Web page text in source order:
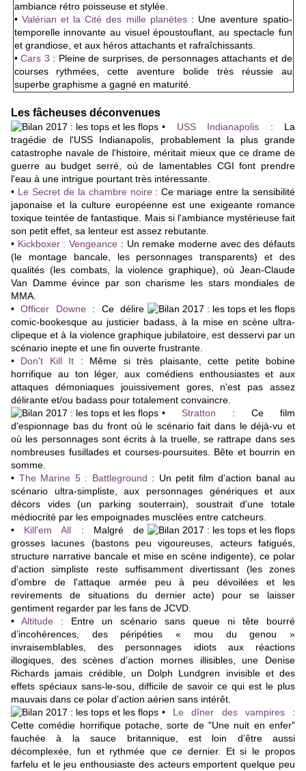
ambiance rétro poisseuse et stylée.
• Valérian et la Cité des mille planètes: Une aventure spatio-
temporelle innovante au visuel époustouflant, au spectacle fun
et grandiose, et aux héros attachants et rafraîchissants.
•Cars 3 : Pleine de surprises, de personnages attachants et de
courses rythmées, cette aventure bolide très réussie au
superbe graphisme a gagné en maturité.
Les fâcheuses déconvenues
• USS Indianapolis : La
tragédie de l'USS Indianapolis, probablement la plus grande
catastrophe navale de l'histoire, méritait mieux que ce drame de
guerre au budget serré, où de lamentables CGI font prendre
l'eau à une intrigue pourtant très intéressante.
• Le Secret de la chambre noire :Ce mariage entre la sensibilité
japonaise et la culture européenne est une exigeante romance
toxique teintée de fantastique. Mais si l'ambiance mystérieuse fait
son petit effet, sa lenteur est assez rebutante.
• Kickboxer : Vengeance : Un remake moderne avec des défauts
(le montage bancale, les personnages transparents) et des
qualités (les combats, la violence graphique), où Jean-Claude
Van Damme évince par son charisme les stars mondiales de
MMA.
•Officer Downe : Ce délire
comic-bookesque au justicier badass, à la mise en scène ultra-
clipeque et à la violence graphique jubilatoire, est desservi par un
scénario inepte et une fin ouverte frustrante.
• Don't Kill It : Même si très plaisante, cette petite bobine
horrifique au ton léger, aux comédiens enthousiastes et aux
attaques démoniaques jouissivement gores, n'est pas assez
délirante et/ou badass pour totalement convaincre.
• Stratton : Ce film
d'espionnage bas du front où le scénario fait dans le déjà-vu et
où les personnages sont écrits à la truelle, se rattrape dans ses
nombreuses fusillades et courses-poursuites. Bête et bourrin en
somme.
• The Marine 5 : Battleground : Un petit film d'action banal au
scénario ultra-simpliste, aux personnages génériques et aux
décors vides (un parking souterrain), soustrait d'une totale
médiocrité par les empoignades musclées entre catcheurs.
• Kill'em All : Malgré de
grosses lacunes (bastons peu vigoureuses, acteurs fatigués,
structure narrative bancale et mise en scène indigente), ce polar
d'action simpliste reste suffisamment divertissant (les zones
d'ombre de l'attaque armée peu à peu dévoilées et les
revirements de situations du dernier acte) pour se laisser
gentiment regarder par les fans de JCVD.
• Altitude : Entre un scénario sans queue ni tête bourré
d’incohérences, des péripéties « mou du genou »
invraisemblables, des personnages idiots aux réactions
illogiques, des scènes d’action mornes illisibles, une Denise
Richards jamais crédible, un Dolph Lundgren invisible et des
effets spéciaux sans-le-sou, difficile de savoir ce qui est le plus
mauvais dans ce polar d’action aérien sans intérêt.
• Le dîner des vampires:
Cette comédie horrifique potache, sorte de "Une nuit en enfer"
fauchée à la sauce britannique, est loin d’être aussi
décomplexée, fun et rythmée que ce dernier. Et si le propos
farfelu et le jeu enthousiaste des acteurs emportent quelque peu